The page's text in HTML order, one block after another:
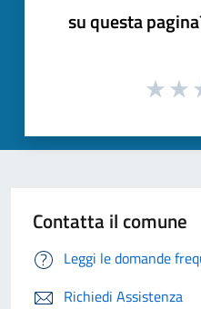
su questa
Contatta il comune
Leggi le domande
Richiedi Assistenza